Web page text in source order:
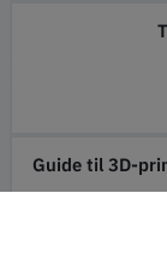
Guide til 3D-